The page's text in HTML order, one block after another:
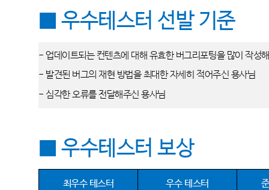
■ 우수테스터 선발 기준
- 업데이트되는 컨텐츠에 대해 유효한 버그리포팅을 많이 작성
- 발견된 버그의 재현 방법을 최대한 자세히 적어주신 용사님
- 심각한 오류를 전달해주신 용사님
■ 우수테스터 보상
최우수 테스터 우수 테스터